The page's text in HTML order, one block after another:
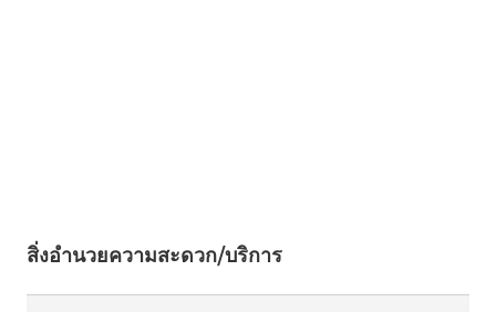
สิ่งอำนวยความสะดวก/บริการ